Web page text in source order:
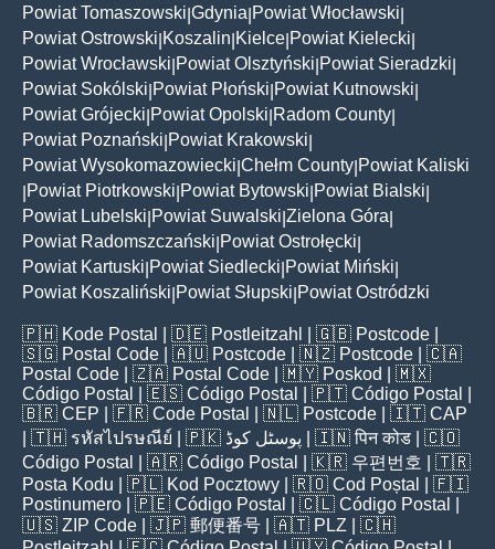
Powiat Tomaszowski Gdynia Powiat Włocławski
Powiat Ostrowski Koszalin Kielce Powiat Kielecki
Powiat Wrocławski Powiat Olsztyński Powiat Sieradzki
Powiat Sokólski Powiat Płoński Powiat Kutnowski
Powiat Grójecki Powiat Opolski Radom County
Powiat Poznański Powiat Krakowski
Powiat Wysokomazowiecki Chełm County Powiat Kaliski
Powiat Piotrkowski Powiat Bytowski Powiat Bialski
Powiat Lubelski Powiat Suwalski Zielona Góra
Powiat Radomszczański Powiat Ostrołęcki
Powiat Kartuski Powiat Siedlecki Powiat Miński
Powiat Koszaliński Powiat Słupski Powiat Ostródzki
🇵🇭 Kode Postal | 🇩🇪 Postleitzahl | 🇬🇧 Postcode
🇸🇬 Postal Code | 🇦🇺 Postcode | 🇳🇿 Postcode | 🇨🇦
Postal Code | 🇿🇦 Postal Code | 🇲🇾 Poskod
| 🇲🇽
Código Postal
| 🇪🇸 Código Postal | 🇵🇹 Código Postal
🇧🇷 CEP | 🇫🇷 Code Postal | 🇳🇱 Postcode | 🇮🇹 CAP
| 🇹🇭 รหัสไปรษณีย์ | 🇵🇰 پوسٹل کوڈ | 🇮🇳पिन कोड | 🇨🇴
Código Postal
| 🇦🇷 Código Postal | 🇰🇷 우편번호
| 🇹🇷
Posta Kodu | 🇵🇱 Kod Pocztowy | 🇷🇴 Cod Poștal
| 🇫🇮
Postinumero | 🇵🇪 Código Postal | 🇨🇱 Código Postal
🇺🇸 ZIP Code | 🇯🇵 郵便番号 | 🇦🇹 PLZ | 🇨🇭